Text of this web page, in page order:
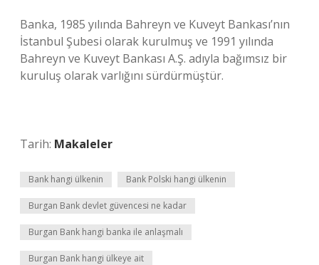
Banka, 1985 yılında Bahreyn ve Kuveyt Bankası’nın
İstanbul Şubesi olarak kurulmuş ve 1991 yılında
Bahreyn ve Kuveyt Bankası A.Ş. adıyla bağımsız bir
kuruluş olarak varlığını sürdürmüştür.
Tarih: Makaleler
Bank hangi ülkenin Bank Polski hangi ülkenin
Burgan Bank devlet güvencesi ne kadar
Burgan Bank hangi banka ile anlaşmalı
Burgan Bank hangi ülkeye ait